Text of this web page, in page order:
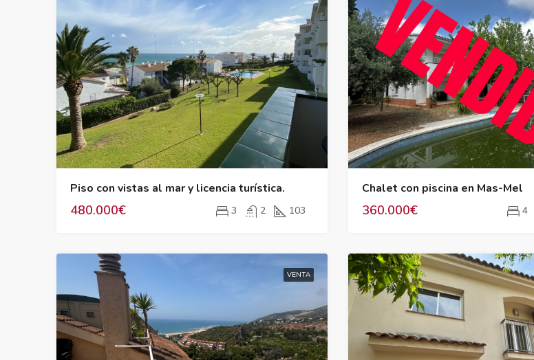
Piso con vistas al mar y licencia turística.
480.000€ 3 2 103
Chalet con piscina en Mas-Mel
360.000€ 4
VENTA
DESTACADO
385.000€